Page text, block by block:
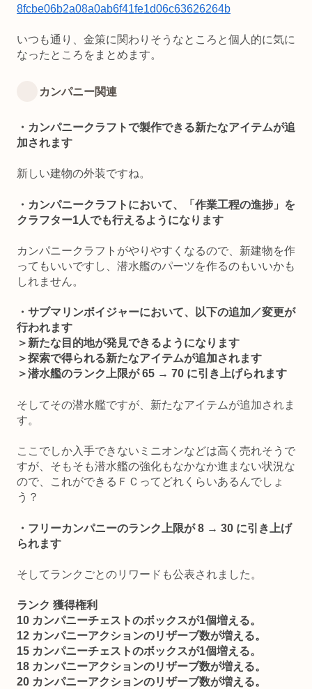
8fcbe06b2a08a0ab6f41fe1d06c63626264b
いつも通り、金策に関わりそうなところと個人的に気に
なったところをまとめます。
カンパニー関連
・カンパニークラフトで製作できる新たなアイテムが追
加されます
新しい建物の外装ですね。
・カンパニークラフトにおいて、「作業工程の進捗」を
クラフター1人でも行えるようになります
カンパニークラフトがやりやすくなるので、新建物を作
ってもいいですし、潜水艦のパーツを作るのもいいかも
しれません。
・サブマリンボイジャーにおいて、以下の追加／変更が
行われます
＞新たな目的地が発見できるようになります
＞探索で得られる新たなアイテムが追加されます
＞潜水艦のランク上限が 65 → 70 に引き上げられます
そしてその潜水艦ですが、新たなアイテムが追加されま
す。
ここでしか入手できないミニオンなどは高く売れそうで
すが、そもそも潜水艦の強化もなかなか進まない状況な
ので、これができるＦＣってどれくらいあるんでしょ
う？
・フリーカンパニーのランク上限が 8 → 30 に引き上げ
られます
そしてランクごとのリワードも公表されました。
ランク 獲得権利
10 カンパニーチェストのボックスが1個増える。
12 カンパニーアクションのリザーブ数が増える。
15 カンパニーチェストのボックスが1個増える。
18 カンパニーアクションのリザーブ数が増える。
20 カンパニーアクションのリザーブ数が増える。